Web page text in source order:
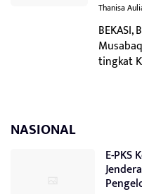
Thanisa
BEKASI,
tingkat
NASIONAL
E-PKS